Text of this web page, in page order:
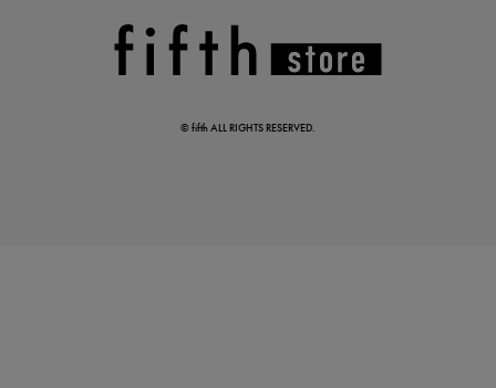
この夏の主役確定！
© fifth ALL RIGHTS RESERVED.